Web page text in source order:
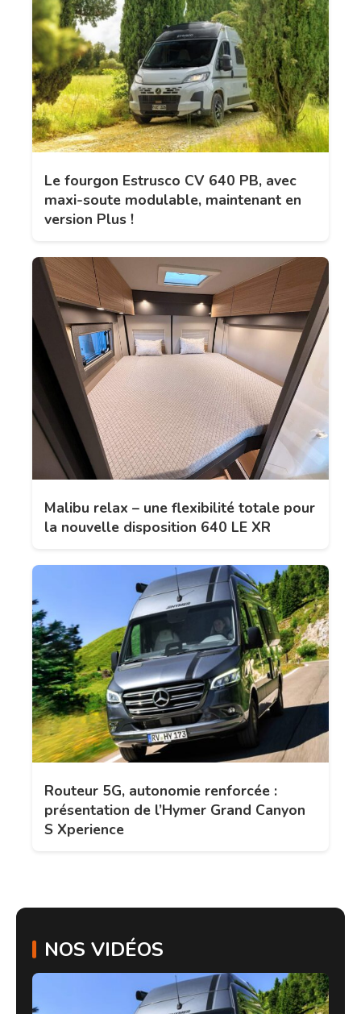
Le fourgon Estrusco CV 640 PB, avec
maxi-soute modulable, maintenant en
version Plus !
Malibu relax – une flexibilité totale pour
la nouvelle disposition 640 LE XR
Routeur 5G, autonomie renforcée :
présentation de l’Hymer Grand Canyon
S Xperience
NOS VIDÉOS